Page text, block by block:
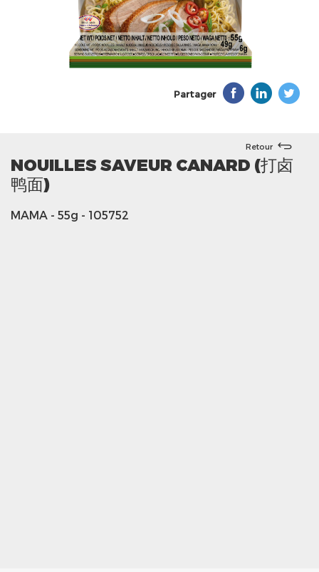
Partager
Retour
NOUILLES SAVEUR CANARD (打卤
鸭面)
MAMA - 55g - 105752